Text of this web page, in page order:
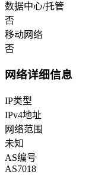
数据中心/托管
否
移动网络
否
网络详细信息
IP类型
IPv4地址
网络范围
未知
AS编号
AS7018